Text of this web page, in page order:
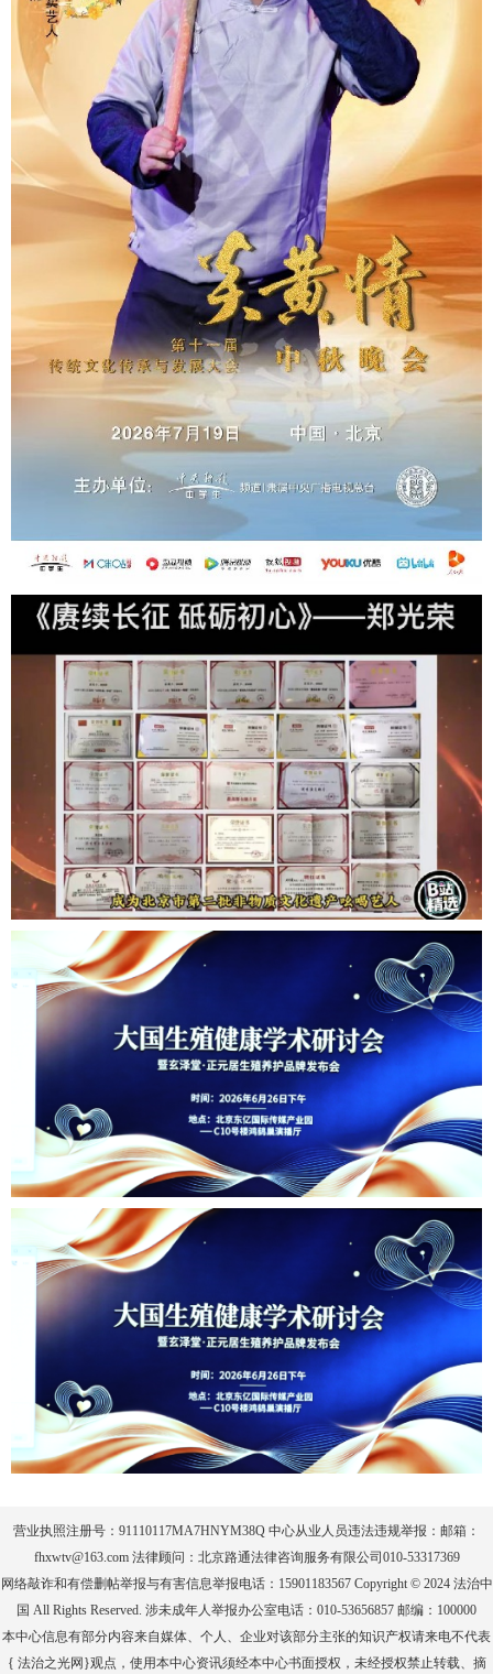
营业执照注册号：91110117MA7HNYM38Q 中心从业人员违法违规举报：邮箱：
fhxwtv@163.com 法律顾问：北京路通法律咨询服务有限公司010-53317369
网络敲诈和有偿删帖举报与有害信息举报电话：15901183567 Copyright © 2024 法治中
国 All Rights Reserved. 涉未成年人举报办公室电话：010-53656857 邮编：100000
本中心信息有部分内容来自媒体、个人、企业对该部分主张的知识产权请来电不代表
{ 法治之光网}观点，使用本中心资讯须经本中心书面授权，未经授权禁止转载、摘